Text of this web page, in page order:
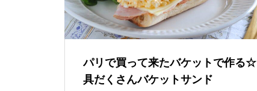
パリで買って来たバケットで作る☆
具だくさんバケットサンド